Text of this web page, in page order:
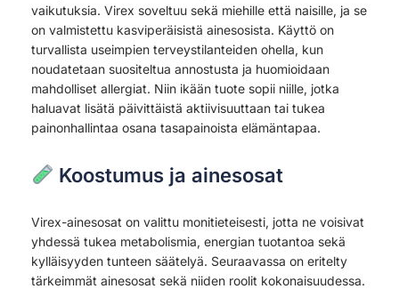
vaikutuksia. Virex soveltuu sekä miehille että naisille, ja se
on valmistettu kasviperäisistä ainesosista. Käyttö on
turvallista useimpien terveystilanteiden ohella, kun
noudatetaan suositeltua annostusta ja huomioidaan
mahdolliset allergiat. Niin ikään tuote sopii niille, jotka
haluavat lisätä päivittäistä aktiivisuuttaan tai tukea
painonhallintaa osana tasapainoista elämäntapaa.
Koostumus ja ainesosat
Virex-ainesosat on valittu monitieteisesti, jotta ne voisivat
yhdessä tukea metabolismia, energian tuotantoa sekä
kylläisyyden tunteen säätelyä. Seuraavassa on eritelty
tärkeimmät ainesosat sekä niiden roolit kokonaisuudessa.